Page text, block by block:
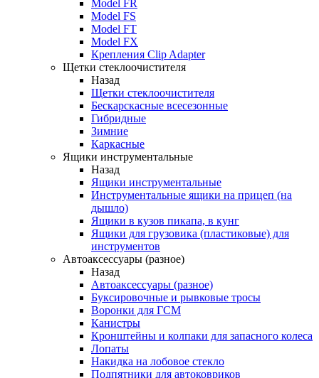
Model FR
Model FS
Model FT
Model FX
Крепления Clip Adapter
Щетки стеклоочистителя
Назад
Щетки стеклоочистителя
Бескарскасные всесезонные
Гибридные
Зимние
Каркасные
Ящики инструментальные
Назад
Ящики инструментальные
Инструментальные ящики на прицеп (на
дышло)
Ящики в кузов пикапа, в кунг
Ящики для грузовика (пластиковые) для
инструментов
Автоаксессуары (разное)
Назад
Автоаксессуары (разное)
Буксировочные и рывковые тросы
Воронки для ГСМ
Канистры
Кронштейны и колпаки для запасного колеса
Лопаты
Накидка на лобовое стекло
Подпятники для автоковриков